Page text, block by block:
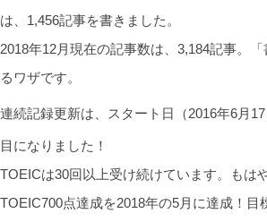
は、1,456記事を書きました。
2018年12月現在の記事数は、3,184記事。
るワザです。
連続記録更新は、スタート日（2016年6月17
目になりました！
TOEICは30回以上受け続けています。もは
TOEIC700点達成を2018年の5月に達成！目